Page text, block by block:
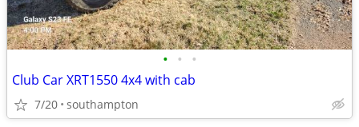
• • •
Club Car XRT1550 4x4 with cab
7/20 southampton